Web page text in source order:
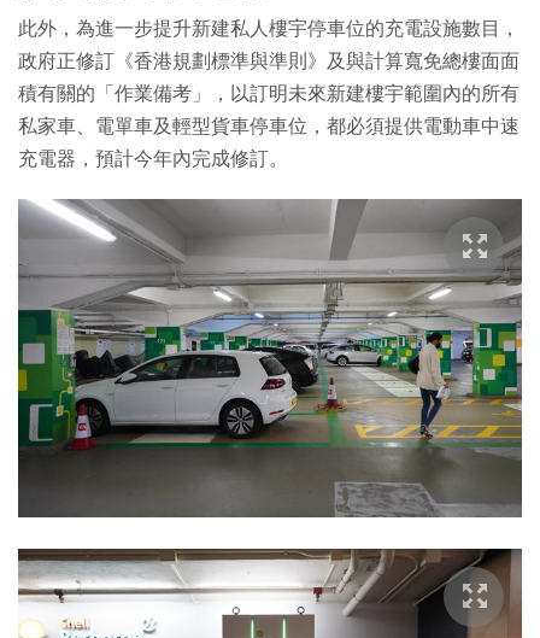
此外，為進一步提升新建私人樓宇停車位的充電設施數目，
政府正修訂《香港規劃標準與準則》及與計算寬免總樓面面
積有關的「作業備考」，以訂明未來新建樓宇範圍內的所有
私家車、電單車及輕型貨車停車位，都必須提供電動車中速
充電器，預計今年內完成修訂。